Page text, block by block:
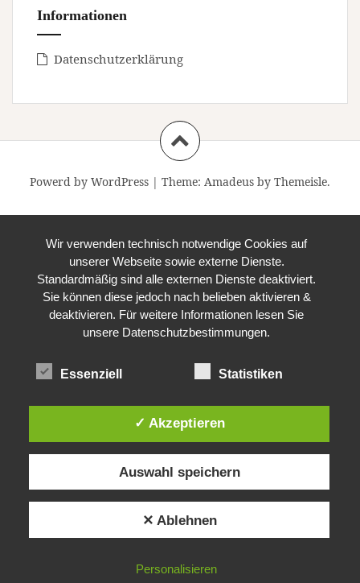
Informationen
Datenschutzerklärung
Powerd by WordPress | Theme: Amadeus by Themeisle.
Wir verwenden technisch notwendige Cookies auf
unserer Webseite sowie externe Dienste.
Standardmäßig sind alle externen Dienste deaktiviert.
Sie können diese jedoch nach belieben aktivieren &
deaktivieren. Für weitere Informationen lesen Sie
unsere Datenschutzbestimmungen.
Essenziell Statistiken
✓ Akzeptieren
Auswahl speichern
✕ Ablehnen
Personalisieren